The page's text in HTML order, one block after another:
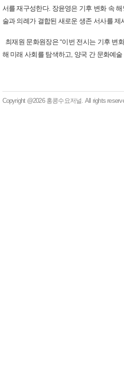
서를 재구성한다. 장윤영은 기후 변화 속
술과 의례가 결합된 새로운 생존 서사를 제
최재원 문화원장은 “이번 전시는 기후 변
해 미래 사회를 탐색하고, 양국 간 문화예
Copyright @2026 홍콩수요저널. All rights